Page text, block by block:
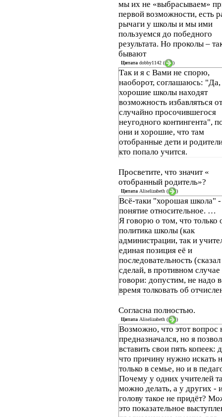
мы их не «выбрасываем»
первой возможности, есть
рычаги у школы и мы ими
пользуемся до победного
результата. Но проколы –
бывают
Цитата dobby1142 ( )
Так и я с Вами не спорю,
наоборот, соглашаюсь: "Да,
хорошие школы находят
возможность избавляться от
случайно просочившегося
неугодного контингента",
они и хорошие, что там
отобранные дети и
кто попало учится.
Просветите, что значит «
отобранный родитель»?
Цитата Aliselizabeth ( )
Всё-таки "хорошая школа" -
понятие относительное. …
Я говорю о том, что только
политика школы (как
администрации, так и
единая позиция её и
последовательность
сделай, в противном случае
говори: допустим, не надо
время толковать об
хотя, откровенно говоря,
реально) может послужить
что отъявленные хулиганы
из её стен невероятными
красавцами.
Согласна полностью.
Цитата Aliselizabeth ( )
Возможно, что этот вопрос
предназначался, но я
вставить свои пять копеек:
что причину нужно искать
только в семье, но и в
Почему у одних учителей
можно делать, а у других -
голову такое не придёт?
это показательное